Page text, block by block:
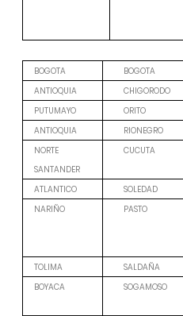
BOGOTA BOGOTA
ANTIOQUIA
CHIGORODO
PUTUMAYO
ORITO
ANTIOQUIA
RIONEGRO
NORTE
SANTANDER
CUCUTA
ATLANTICO SOLEDAD
NARIÑO
PASTO
TOLIMA
SALDAÑA
BOYACA
SOGAMOSO